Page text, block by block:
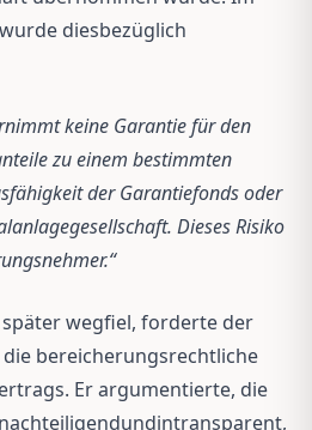
diesbezüglich
keine Garantie für den
zu einem bestimmten
der Garantiefonds oder
Dieses Risiko
wegfiel, forderte der
bereicherungsrechtliche
Er argumentierte, die